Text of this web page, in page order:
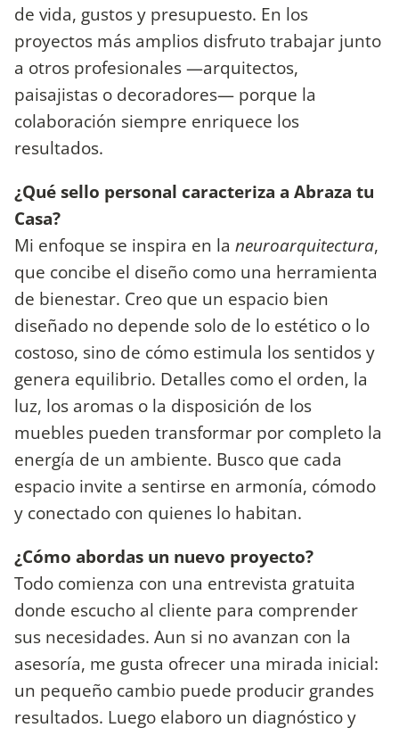
de vida, gustos y presupuesto. En los
proyectos más amplios disfruto trabajar junto
a otros profesionales —arquitectos,
paisajistas o decoradores— porque la
colaboración siempre enriquece los
resultados.
¿Qué sello personal caracteriza a Abraza tu
Casa?
Mi enfoque se inspira en la neuroarquitectura,
que concibe el diseño como una herramienta
de bienestar. Creo que un espacio bien
diseñado no depende solo de lo estético o lo
costoso, sino de cómo estimula los sentidos y
genera equilibrio. Detalles como el orden, la
luz, los aromas o la disposición de los
muebles pueden transformar por completo la
energía de un ambiente. Busco que cada
espacio invite a sentirse en armonía, cómodo
y conectado con quienes lo habitan.
¿Cómo abordas un nuevo proyecto?
Todo comienza con una entrevista gratuita
donde escucho al cliente para comprender
sus necesidades. Aun si no avanzan con la
asesoría, me gusta ofrecer una mirada inicial:
un pequeño cambio puede producir grandes
resultados. Luego elaboro un diagnóstico y